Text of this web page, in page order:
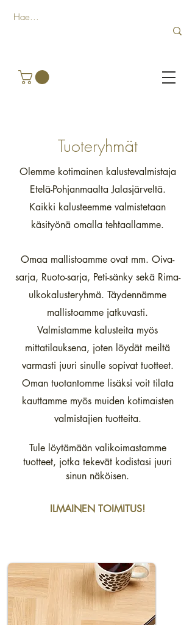
Tuoteryhmät
Olemme kotimainen kalustevalmistaja
Etelä-Pohjanmaalta Jalasjärveltä.
Kaikki kalusteemme valmistetaan
käsityönä omalla tehtaallamme.
Omaa mallistoamme ovat mm. Oiva-
sarja, Ruoto-sarja, Peti-sänky sekä Rima-
ulkokalusteryhmä. Täydennämme
mallistoamme jatkuvasti.
Valmistamme kalusteita myös
mittatilauksena, joten löydät meiltä
varmasti juuri sinulle sopivat tuotteet.
Oman tuotantomme lisäksi voit tilata
kauttamme myös muiden kotimaisten
valmistajien tuotteita.
Tule löytämään valikoimastamme
tuotteet, jotka tekevät kodistasi juuri
sinun näköisen.
ILMAINEN TOIMITUS!